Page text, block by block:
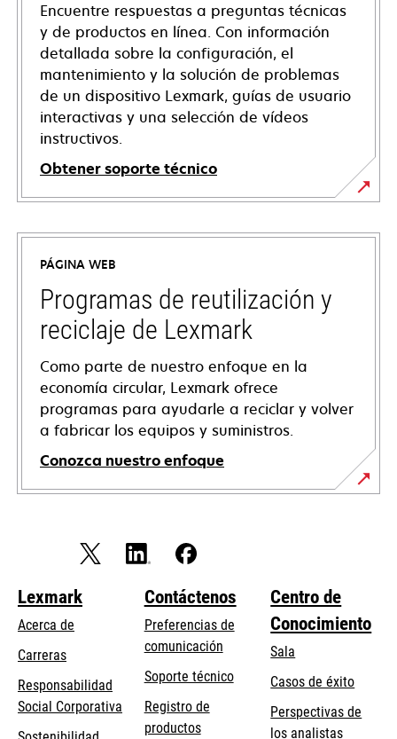
Encuentre respuestas a preguntas técnicas
y de productos en línea. Con información
detallada sobre la configuración, el
mantenimiento y la solución de problemas
de un dispositivo Lexmark, guías de usuario
interactivas y una selección de vídeos
instructivos.
Obtener soporte técnico
se
abre
una
pestaña
nueva
PÁGINA WEB
Programas de reutilización y
reciclaje de Lexmark
Como parte de nuestro enfoque en la
economía circular, Lexmark ofrece
programas para ayudarle a reciclar y volver
a fabricar los equipos y suministros.
Conozca nuestro enfoque
Lexmark
Acerca de
Carreras
Responsabilidad
Social Corporativa
abre
Contáctenos
Preferencias de
comunicación
Soporte técnicose
Registro de
productos
Centro de
Conocimiento
Sala
Casos de éxito
Perspectivas de
los analistas